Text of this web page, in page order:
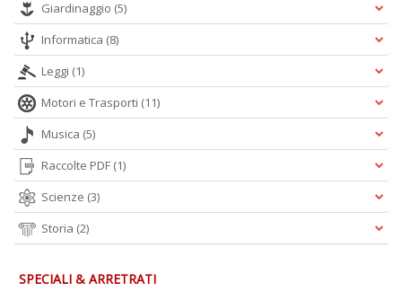
Giardinaggio (5)
Informatica (8)
Leggi (1)
Motori e Trasporti (11)
Musica (5)
Raccolte PDF (1)
Scienze (3)
Storia (2)
SPECIALI & ARRETRATI